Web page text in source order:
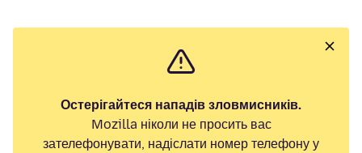
Остерігайтеся нападів зловмисників.
Mozilla ніколи не просить вас
зателефонувати, надіслати номер телефону у